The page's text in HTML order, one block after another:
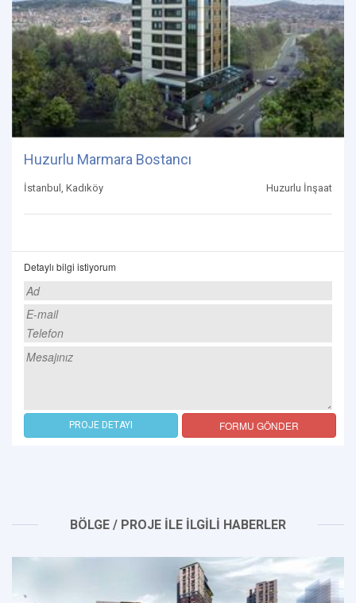
Huzurlu Marmara Bostancı
İstanbul, Kadıköy Huzurlu İnşaat
Detaylı bilgi istiyorum
PROJE DETAYI FORMU GÖNDER
BÖLGE / PROJE İLE İLGİLİ HABERLER